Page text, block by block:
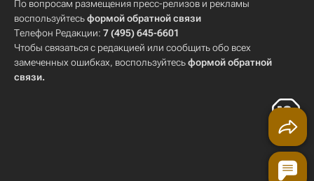
По вопросам размещения пресс-релизов и рекламы
воспользуйтесьформой обратной связи
Телефон Редакции: 7 (495) 645-6601
Чтобы связаться с редакцией или сообщить обо всех
замеченных ошибках, воспользуйтесьформой обратной
связи.